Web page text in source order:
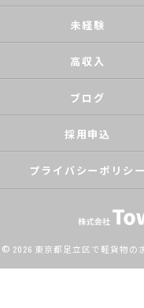
未経験
高収入
ブログ
採用申込
プライバシーポリシー
© 2026 東京都足立区で軽貨物の求